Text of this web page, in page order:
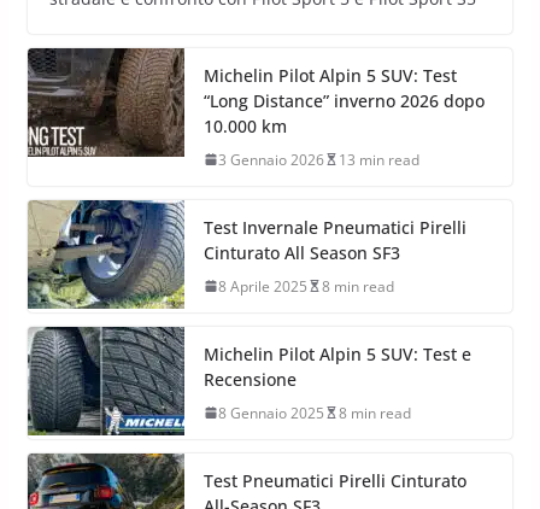
Michelin Pilot Sport 4 S su Range Rover Sport D350
HST: test completo tra sportività, durata, guida
stradale e confronto con Pilot Sport 5 e Pilot Sport S5
“Long Distance” inverno 2026 dopo
10.000 km
3 Gennaio 2026 13 min read
Test Invernale Pneumatici Pirelli
Cinturato All Season SF3
8 Aprile 2025 8 min read
Michelin Pilot Alpin 5 SUV: Test e
Recensione